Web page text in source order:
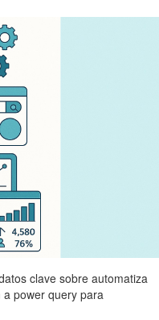
clave sobre automatiza
power query para